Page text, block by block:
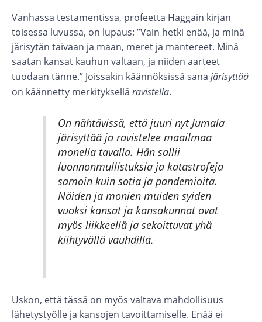
Vanhassa testamentissa, profeetta Haggain kirjan
toisessa luvussa, on lupaus: ”Vain hetki enää, ja minä
järisytän taivaan ja maan, meret ja mantereet. Minä
saatan kansat kauhun valtaan, ja niiden aarteet
tuodaan tänne.” Joissakin käännöksissä sana järisyttää
on käännetty merkityksellä ravistella.
On nähtävissä, että juuri nyt Jumala
järisyttää ja ravistelee maailmaa
monella tavalla. Hän sallii
luonnonmullistuksia ja katastrofeja
samoin kuin sotia ja pandemioita.
Näiden ja monien muiden syiden
vuoksi kansat ja kansakunnat ovat
myös liikkeellä ja sekoittuvat yhä
kiihtyvällä vauhdilla.
Uskon, että tässä on myös valtava mahdollisuus
lähetystyölle ja kansojen tavoittamiselle. Enää ei